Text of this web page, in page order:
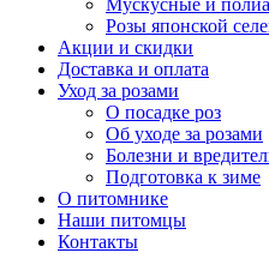
Мускусные и
Розы японской
Акции и скидки
Доставка и оплата
Уход за розами
О посадке роз
Об уходе за розами
Болезни и
Подготовка к зиме
О питомнике
Наши питомцы
Контакты